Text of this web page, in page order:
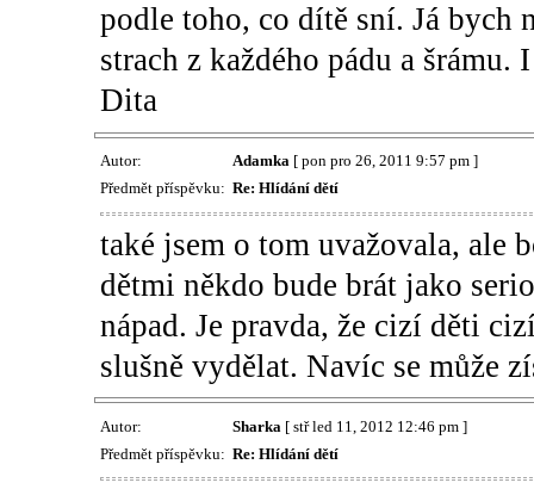
podle toho, co dítě sní. Já bych
strach z každého pádu a
Dita
Autor: Adamka[ pon pro 26, 2011 9:57 pm ]
Předmět příspěvku: Re: Hlídání dětí
také jsem o tom uvažovala, ale
dětmi někdo bude brát jako
nápad. Je pravda, že cizí děti
slušně vydělat. Navíc se může
Autor: Sharka [ stř led 11, 2012 12:46 pm ]
Předmět příspěvku: Re: Hlídání dětí